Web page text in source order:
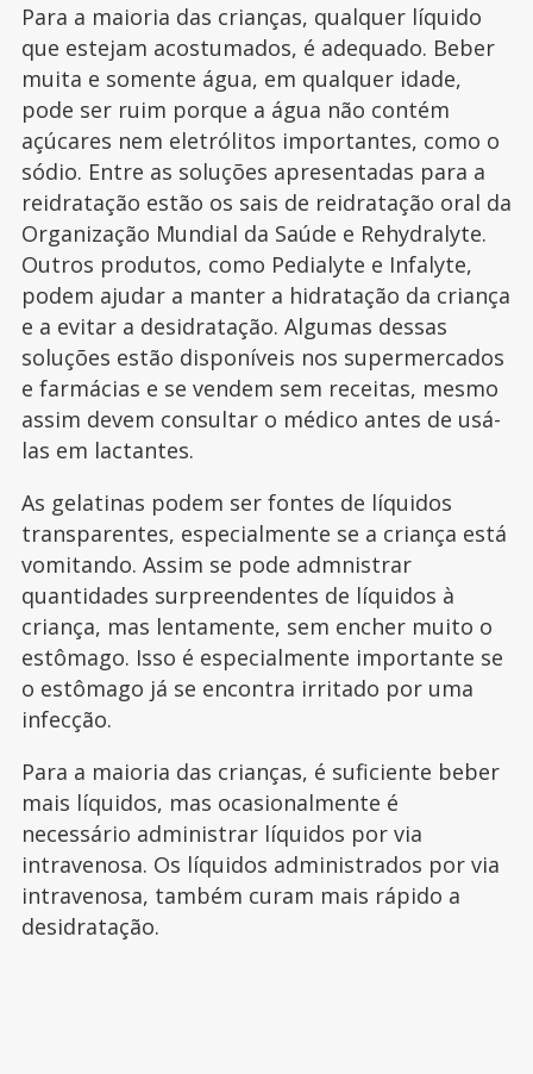
Para a maioria das crianças, qualquer líquido
que estejam acostumados, é adequado. Beber
muita e somente água, em qualquer idade,
pode ser ruim porque a água não contém
açúcares nem eletrólitos importantes, como o
sódio. Entre as soluções apresentadas para a
reidratação estão os sais de reidratação oral da
Organização Mundial da Saúde e Rehydralyte.
Outros produtos, como Pedialyte e Infalyte,
podem ajudar a manter a hidratação da criança
e a evitar a desidratação. Algumas dessas
soluções estão disponíveis nos supermercados
e farmácias e se vendem sem receitas, mesmo
assim devem consultar o médico antes de usá-
las em lactantes.
As gelatinas podem ser fontes de líquidos
transparentes, especialmente se a criança está
vomitando. Assim se pode admnistrar
quantidades surpreendentes de líquidos à
criança, mas lentamente, sem encher muito o
estômago. Isso é especialmente importante se
o estômago já se encontra irritado por uma
infecção.
Para a maioria das crianças, é suficiente beber
mais líquidos, mas ocasionalmente é
necessário administrar líquidos por via
intravenosa. Os líquidos administrados por via
intravenosa, também curam mais rápido a
desidratação.